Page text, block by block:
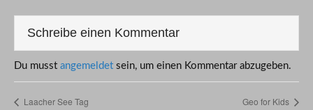
Schreibe einen Kommentar
Du musst angemeldet sein, um einen Kommentar abzugeben.
Laacher See Tag Geo for Kids